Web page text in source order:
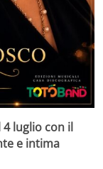
luglio con il
e intima